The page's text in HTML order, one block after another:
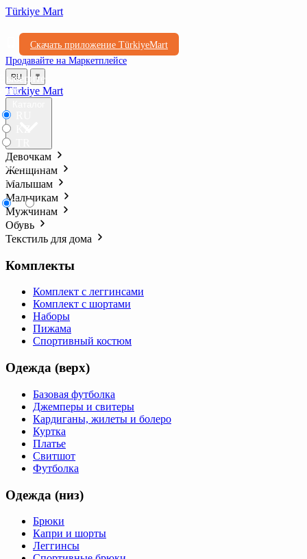
Türkiye Mart
Скачать приложение TürkiyeMart
Продавайте на Маркетплейсе
RU ₸
₸ ₺l
Türkiye Mart
Девочкам
Женщинам
Малышам
Мальчикам
Мужчинам
Обувь
Текстиль для дома
Комплекты
Комплект с леггинсами
Комплект с шортами
Наборы
Пижама
Спортивный костюм
Одежда (верх)
Базовая футболка
Джемперы и свитеры
Кардиганы, жилеты и болеро
Куртка
Платье
Свитшот
Футболка
Одежда (низ)
Брюки
Капри и шорты
Леггинсы